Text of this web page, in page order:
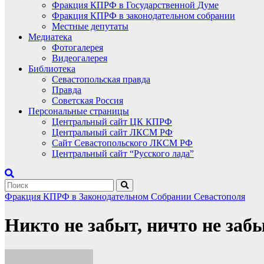
Фракция КПРФ в Государственной Думе
Фракция КПРФ в законодательном собрании
Местные депутаты
Медиатека
Фотогалерея
Видеогалерея
Библиотека
Севастопольская правда
Правда
Советская Россия
Персональные страницы
Центральный сайт ЦК КПРФ
Центральный сайт ЛКСМ РФ
Сайт Севастопольского ЛКСМ РФ
Центральный сайт “Русского лада”
Фракция КПРФ в Законодательном Собрании Севастополя
Никто не забыт, ничто не